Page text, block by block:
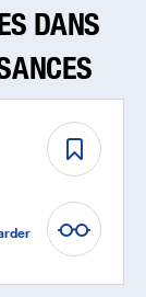
DANS